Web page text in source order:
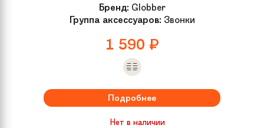
Бренд: Globber
Группа аксессуаров: Звонки
1 590 ₽
Подробнее
Нет в наличии